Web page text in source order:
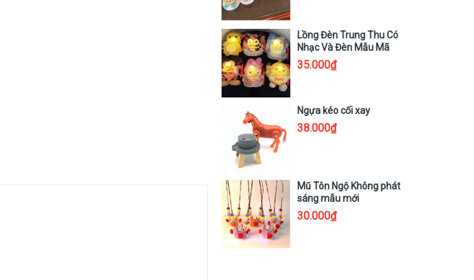
Lồng Đèn Trung Thu Có
Nhạc Và Đèn Mẫu Mã
Labubu Kuromi
35.000₫
Ngựa kéo cối xay
38.000₫
Mũ Tôn Ngộ Không phát
sáng mẫu mới
30.000₫